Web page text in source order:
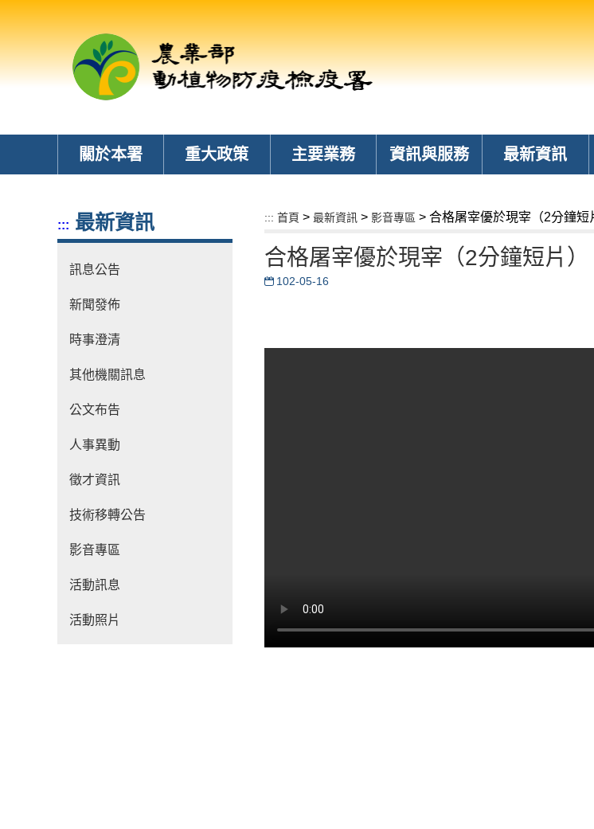
關於本署 重大政策 主要業務 資訊與服務 最新資訊
::: 最新資訊
訊息公告
新聞發佈
時事澄清
其他機關訊息
公文布告
人事異動
徵才資訊
技術移轉公告
影音專區
活動訊息
活動照片
::: 首頁 > 最新資訊 > 影音專區 > 合格屠宰優於現宰（2分鐘短
合格屠宰優於現宰（2分鐘短片）
102-05-16